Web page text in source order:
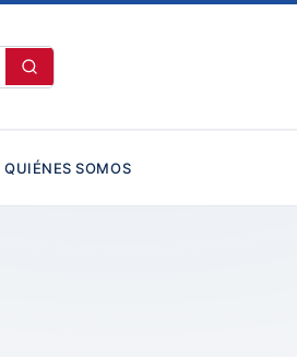
QUIÉNES SOMOS